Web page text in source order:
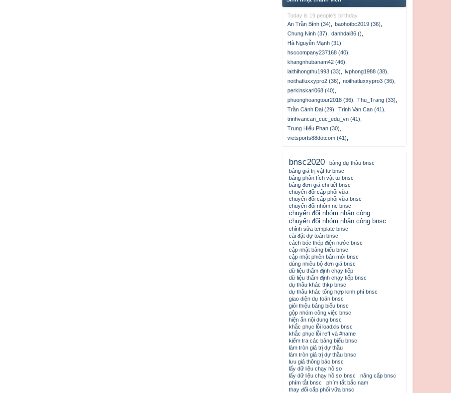
Today is 19 people's birthday.
An Trần Bình (34)
baohotbc2019 (36)
Chung Ninh (37)
danhdai86 ()
Hà Nguyễn Mạnh (31)
hsccompany237168 (40)
khangnhubanam42 (46)
laithihongthu1993 (33)
lvphong1988 (38)
noithatluxxypro2 (36)
noithatluxxypro3 (36)
perkinskarl068 (40)
phuonghoangtour2018 (36)
Thu_Trang (33)
Trần Cảnh Đại (29)
Trinh Van Can (41)
trinhvancan_cuc_edu_vn (41)
Trung Hiếu Phan (30)
vietsports88dotcom (41)
bnsc2020
bảng dự thầu bnsc
bảng giá trị vật tư bnsc
bảng phân tích vật tư bnsc
bảng đơn giá chi tiết bnsc
chuyển đổi cấp phối vữa
chuyển đổi cấp phối vữa bnsc
chuyển đổi nhóm nc bnsc
chuyển đổi nhóm nhân công
chuyển đổi nhóm nhân công bnsc
chỉnh sửa template bnsc
cài đặt dự toán bnsc
cách bóc thép điện nước bnsc
cập nhật bảng biểu bnsc
cập nhật phiên bản mới bnsc
dùng nhiều bộ đơn giá bnsc
dữ liệu thẩm định chạy tiếp
dữ liệu thẩm định chạy tiếp bnsc
dự thầu khác thkp bnsc
dự thầu khác tổng hợp kinh phí bnsc
giao diện dự toán bnsc
giới thiệu bảng biểu bnsc
gộp nhóm công việc bnsc
hiện ẩn nội dung bnsc
khắc phục lỗi loadxls bnsc
khắc phục lỗi reff và #name
kiểm tra các bảng biểu bnsc
làm tròn giá trị dự thầu
làm tròn giá trị dự thầu bnsc
lưu giá thông báo bnsc
lấy dữ liệu chạy hồ sơ
lấy dữ liệu chạy hồ sơ bnsc
nâng cấp bnsc
phím tắt bnsc
phím tắt bắc nam
thay đổi cấp phối vữa bnsc